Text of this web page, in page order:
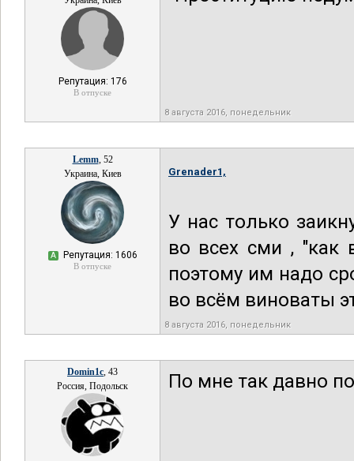
Репутация: 176
В отпуске
8 августа 2016, понедельник
Lemm, 52
Украина, Киев
А Репутация: 1606
В отпуске
Grenader1,
У нас только
во всех сми , "как
поэтому им надо
во всём виноваты
8 августа 2016, понедельник
Domin1c, 43
Россия, Подольск
По мне так давно